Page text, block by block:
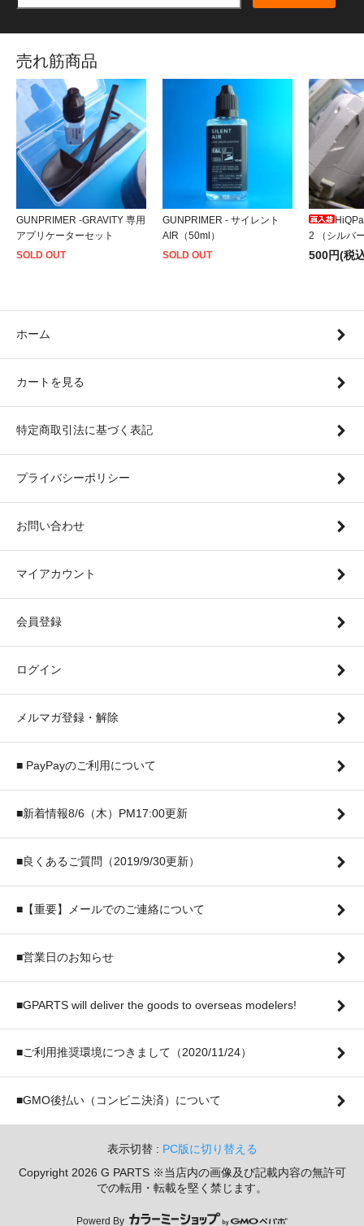
売れ筋商品
GUNPRIMER -GRAVITY 専用
アプリケーターセット
SOLD OUT
GUNPRIMER - サイレント
AIR（50ml）
SOLD OUT
2 （シルバ
500円(税
ホーム
カートを見る
特定商取引法に基づく表記
プライバシーポリシー
お問い合わせ
マイアカウント
会員登録
ログイン
メルマガ登録・解除
■ PayPayのご利用について
■新着情報8/6（木）PM17:00更新
■良くあるご質問（2019/9/30更新）
■【重要】メールでのご連絡について
■営業日のお知らせ
■GPARTS will deliver the goods to overseas modelers!
■ご利用推奨環境につきまして（2020/11/24）
■GMO後払い（コンビニ決済）について
表示切替 : PC版に切り替える
Copyright 2026 G PARTS ※当店内の画像及び記載内容の無許可
での転用・転載を堅く禁じます。
Powerd By